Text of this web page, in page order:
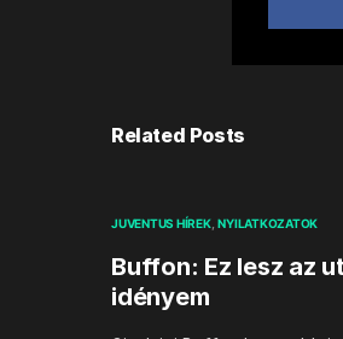
Related Posts
JUVENTUS HÍREK NYILATKOZATOK
Buffon: Ez lesz az
idényem